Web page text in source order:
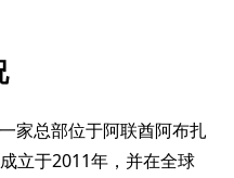
家总部位于阿联酋阿布扎
立于2011年，并在全球